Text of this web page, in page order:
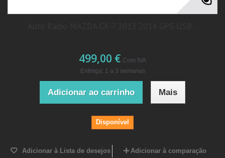
499,00 € Com IVA
Entrega: 1 a 3 semanas
Adicionar ao carrinho Mais
Disponível
Adicionar à Lista de desejos Adicionar à comparação